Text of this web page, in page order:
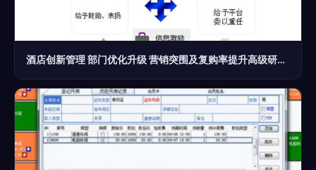
酒店创新管理 部门优化升级 营销突围及复购率提升高级研修班火热报名中